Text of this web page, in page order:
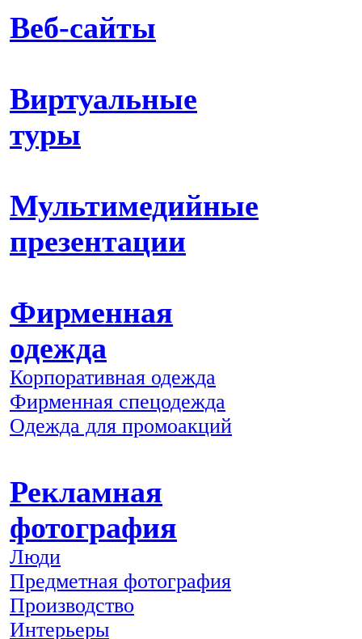
Веб-сайты
Виртуальные
туры
Мультимедийные
презентации
Фирменная
одежда
Корпоративная одежда
Фирменная спецодежда
Одежда для промоакций
Рекламная
фотография
Люди
Предметная фотография
Производство
Интерьеры